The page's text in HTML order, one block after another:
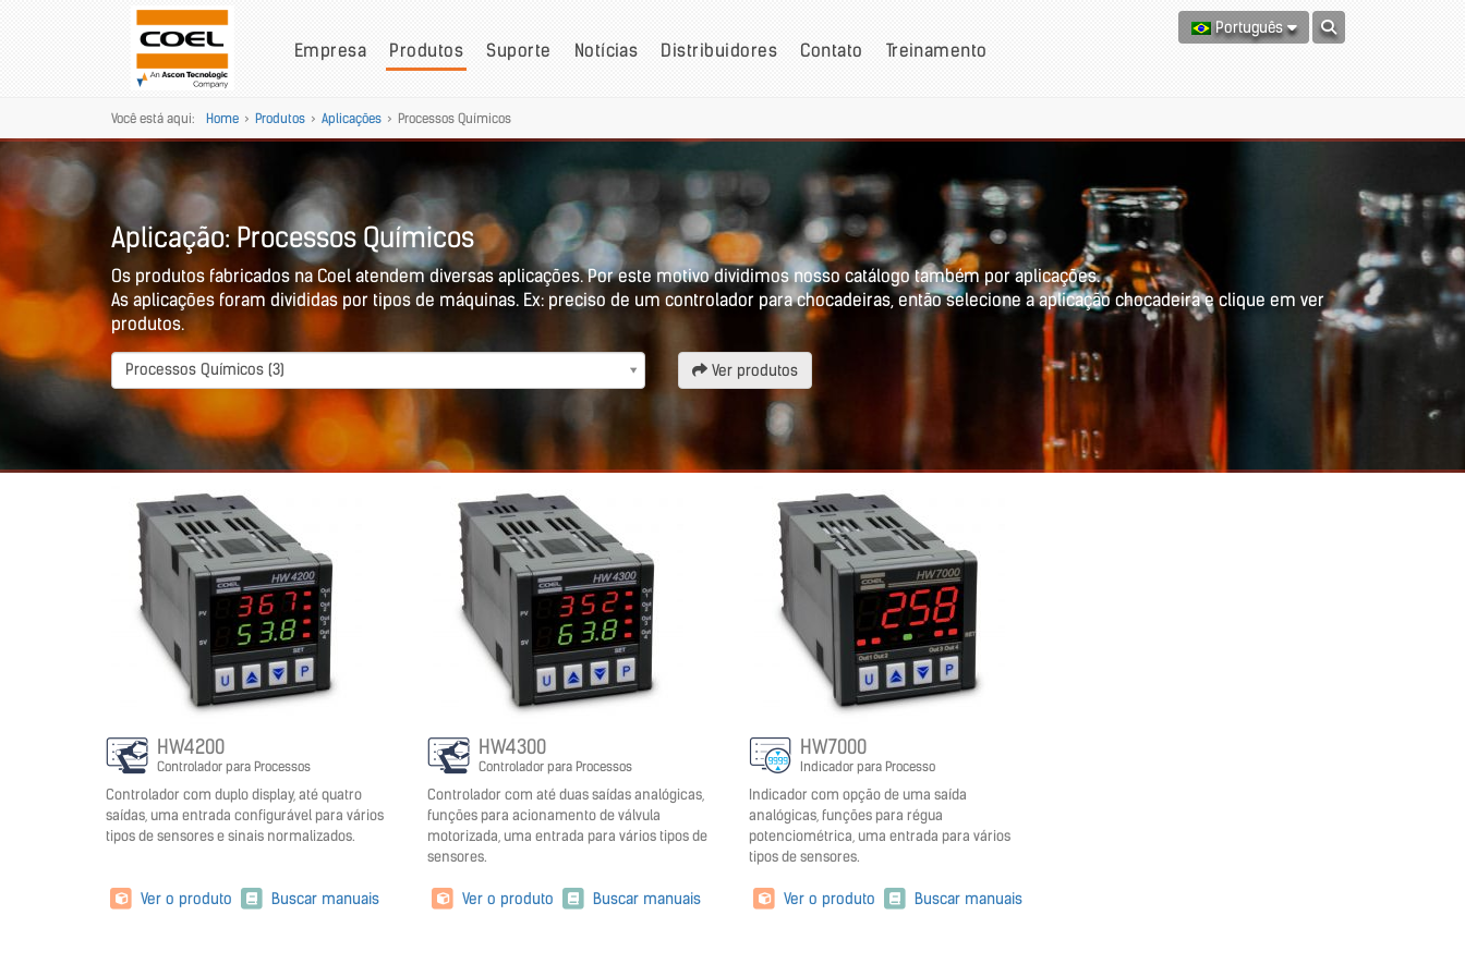
Português
Empresa Produtos Suporte Notícias Distribuidores Contato Treinamento
Você está aqui: Home > Produtos > Aplicações > Processos Químicos
Aplicação: Processos Químicos
Os produtos fabricados na Coel atendem diversas aplicações. Por este motivo dividimos nosso catálogo também por aplicações.
As aplicações foram divididas por tipos de máquinas. Ex: preciso de um controlador para chocadeiras, então selecione a aplicação chocadeira e clique em ver
produtos.
Processos Químicos (3) Ver produtos
HW4200
Controlador para Processos
Controlador com duplo display, até quatro
saídas, uma entrada configurável para vários
tipos de sensores e sinais normalizados.
Ver o produto Buscar manuais
HW4300
Controlador para Processos
Controlador com até duas saídas analógicas,
funções para acionamento de válvula
motorizada, uma entrada para vários tipos de
sensores.
Ver o produto Buscar manuais
HW7000
Indicador para Processo
Indicador com opção de uma saída
analógicas, funções para régua
potenciométrica, uma entrada para vários
tipos de sensores.
Ver o produto Buscar manuais